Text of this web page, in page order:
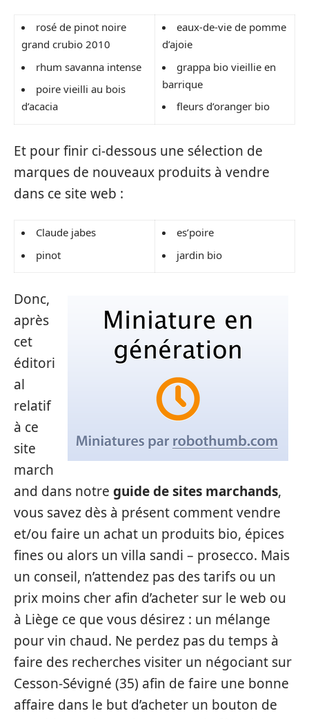
rosé de pinot noire
grand crubio 2010
rhum savanna intense
poire vieilli au bois
d’acacia
eaux-de-vie de pomme
d’ajoie
grappa bio vieillie en
barrique
fleurs d’oranger bio
Et pour finir ci-dessous une sélection de
marques de nouveaux produits à vendre
dans ce site web :
Claude jabes
pinot
es’poire
jardin bio
Donc,
après
cet
éditori
al
relatif
à ce
site
march
and dans notre guide de sites marchands,
vous savez dès à présent comment vendre
et/ou faire un achat un produits bio, épices
fines ou alors un villa sandi – prosecco. Mais
un conseil, n’attendez pas des tarifs ou un
prix moins cher afin d’acheter sur le web ou
à Liège ce que vous désirez : un mélange
pour vin chaud. Ne perdez pas du temps à
faire des recherches visiter un négociant sur
Cesson-Sévigné (35) afin de faire une bonne
affaire dans le but d’acheter un bouton de